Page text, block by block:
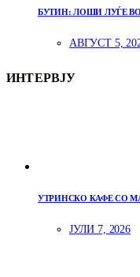
БУТИН: ЛОШИ ЛУЃЕ
АВГУСТ 5,
ИНТЕРВЈУ
УТРИНСКО КАФЕ СО
ЈУЛИ 7, 2026